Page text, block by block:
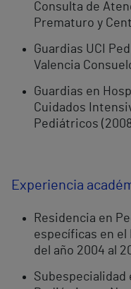
Consulta de
Prematuro y
Guardias UCI
Valencia
Guardias en
Cuidados
Pediátricos
Experiencia
Residencia en
específicas en el
del año 2004 al
Subespecialidad